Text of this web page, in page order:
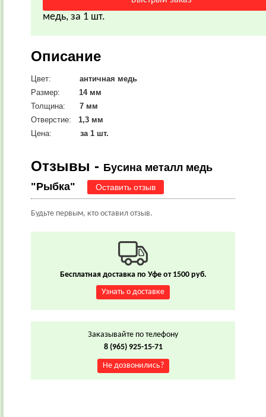
медь, за 1 шт.
Описание
Цвет:
античная медь
Размер:
14мм
Толщина: 7 мм
Отверстие: 1,3 мм
Цена: за 1 шт.
Отзывы - Бусина металл медь
"Рыбка"
Оставить отзыв
Будьте первым, кто оставил отзыв.
Бесплатная доставка по Уфе от 1500 руб.
Узнать о доставке
Заказывайте по телефону
8 (965) 925-15-71
Не дозвонились?